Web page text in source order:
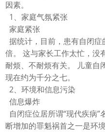
因素。
1 、家庭气氛紧张
家庭紧张
据统计，目前，患有自闭
倍。 这与家长工作太忙，没
耐烦、不耐烦有关。 儿童自
现在约为千分之七。
2、环境和信息污染
信息爆炸
自闭症位居所谓“现代疾病”
断增加的罪魁祸首之一是环